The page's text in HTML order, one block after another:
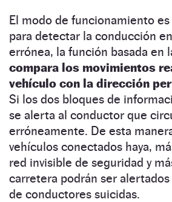
El modo de funcionamiento
para detectar la conducción
errónea, la función basada en
compara los movimientos
vehículo con la dirección
Si los dos bloques de
se alerta al conductor que
erróneamente. De esta
vehículos conectados haya,
red invisible de seguridad y
carretera podrán ser
de conductores suicidas.